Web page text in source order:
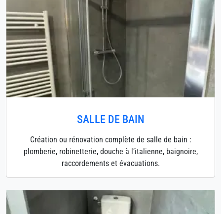
SALLE DE BAIN
Création ou rénovation complète de salle de bain :
plomberie, robinetterie, douche à l’italienne, baignoire,
raccordements et évacuations.